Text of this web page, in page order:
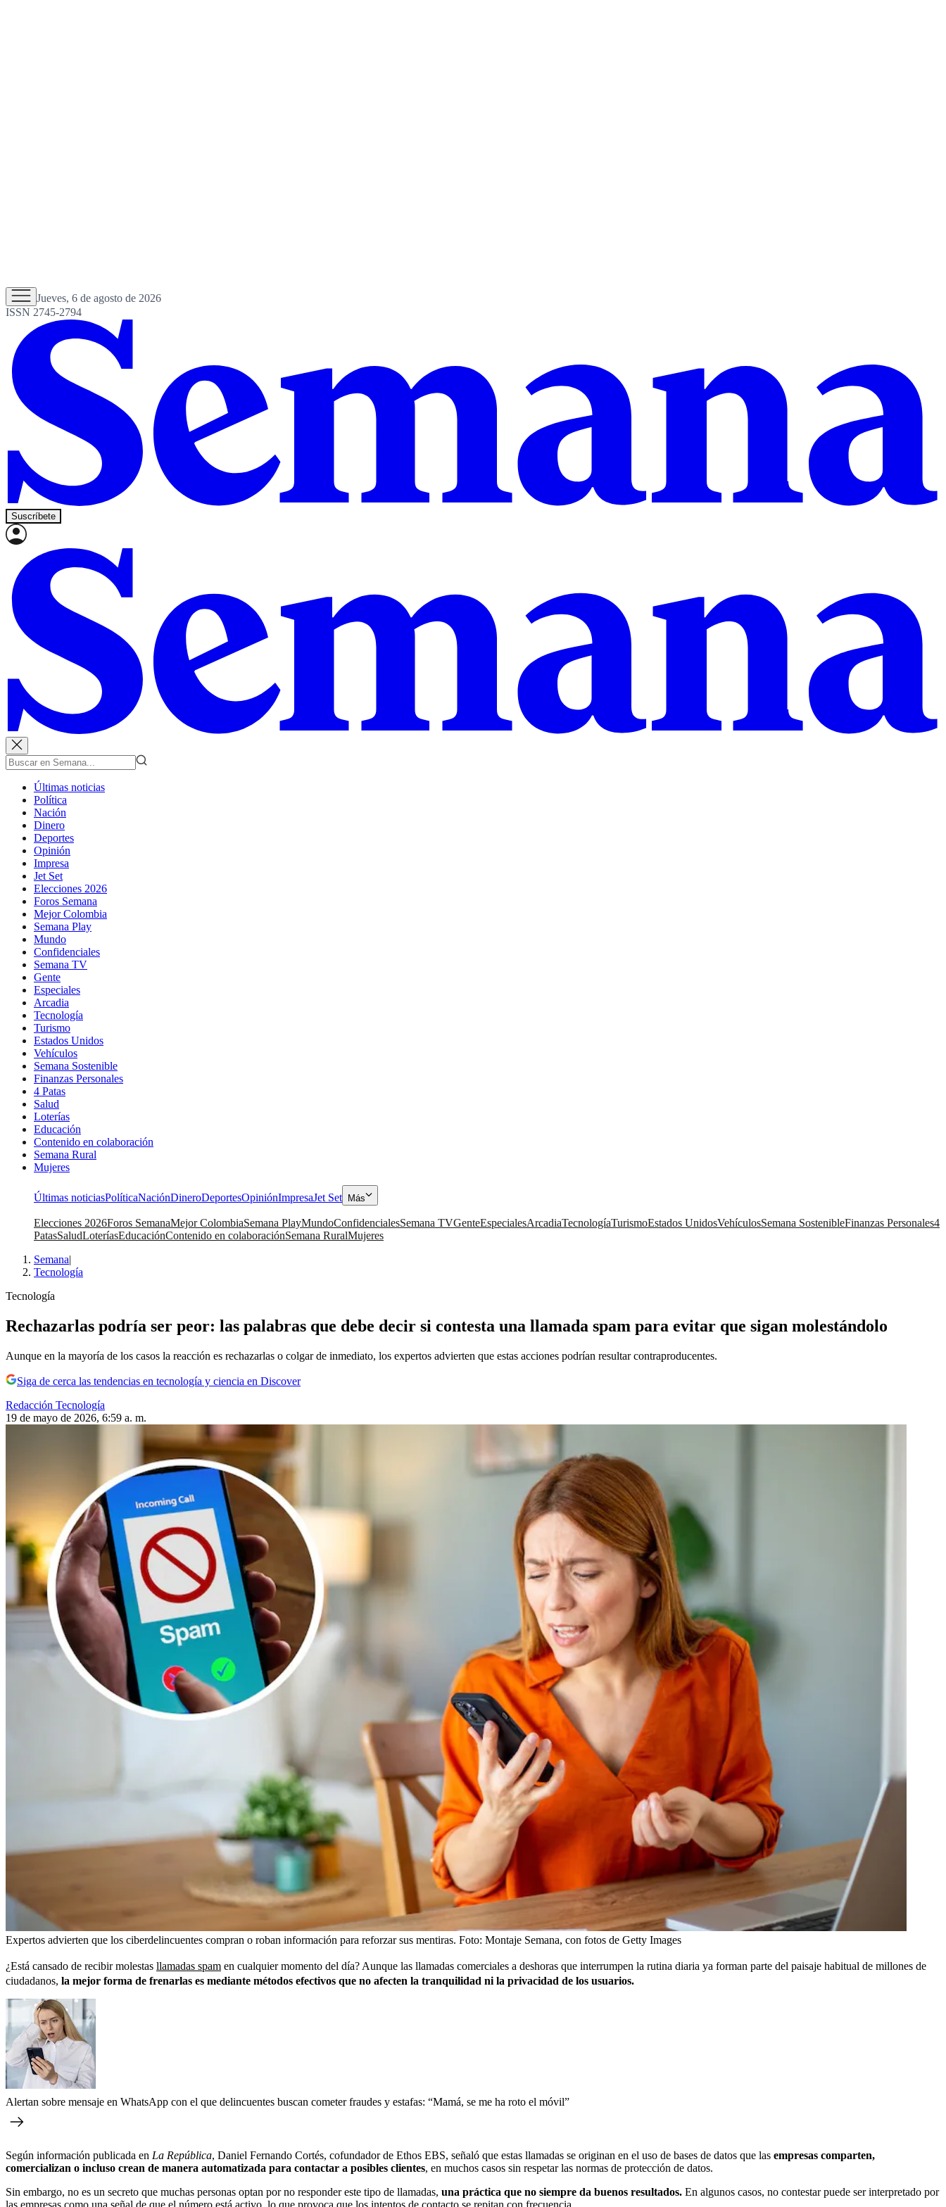
Jueves, 6 de agosto de 2026
ISSN 2745-2794
Suscríbete
Últimas noticias
Política
Nación
Dinero
Deportes
Opinión
Impresa
Jet Set
Elecciones 2026
Foros Semana
Mejor Colombia
Semana Play
Mundo
Confidenciales
Semana TV
Gente
Especiales
Arcadia
Tecnología
Turismo
Estados Unidos
Vehículos
Semana Sostenible
Finanzas Personales
4 Patas
Salud
Loterías
Educación
Contenido en colaboración
Semana Rural
Mujeres
Últimas noticiasPolíticaNaciónDineroDeportesOpiniónImpresaJet Set Más
Elecciones 2026Foros SemanaMejor ColombiaSemana PlayMundoConfidencialesSemana TVGenteEspecialesArcadiaTecnologíaTurismoEstados UnidosVehículosSemana SostenibleFinanzas Personales4
PatasSaludLoteríasEducaciónContenido en colaboraciónSemana RuralMujeres
Semana|
Tecnología
Tecnología
Rechazarlas podría ser peor: las palabras que debe decir si contesta una llamada spam para evitar que sigan molestándolo
Aunque en la mayoría de los casos la reacción es rechazarlas o colgar de inmediato, los expertos advierten que estas acciones podrían resultar contraproducentes.
Siga de cerca las tendencias en tecnología y ciencia en Discover
Redacción Tecnología
19 de mayo de 2026, 6:59 a. m.
Expertos advierten que los ciberdelincuentes compran o roban información para reforzar sus mentiras. Foto: Montaje Semana, con fotos de Getty Images
¿Está cansado de recibir molestas llamadas spam en cualquier momento del día? Aunque las llamadas comerciales a deshoras que interrumpen la rutina diaria ya forman parte del paisaje habitual de millones de
ciudadanos, la mejor forma de frenarlas es mediante métodos efectivos que no afecten la tranquilidad ni la privacidad de los usuarios.
Alertan sobre mensaje en WhatsApp con el que delincuentes buscan cometer fraudes y estafas: “Mamá, se me ha roto el móvil”
Según información publicada en La República, Daniel Fernando Cortés, cofundador de Ethos EBS, señaló que estas llamadas se originan en el uso de bases de datos que las empresas comparten,
comercializan o incluso crean de manera automatizada para contactar a posibles clientes, en muchos casos sin respetar las normas de protección de datos.
Sin embargo, no es un secreto que muchas personas optan por no responder este tipo de llamadas, una práctica que no siempre da buenos resultados. En algunos casos, no contestar puede ser interpretado por
las empresas como una señal de que el número está activo, lo que provoca que los intentos de contacto se repitan con frecuencia.